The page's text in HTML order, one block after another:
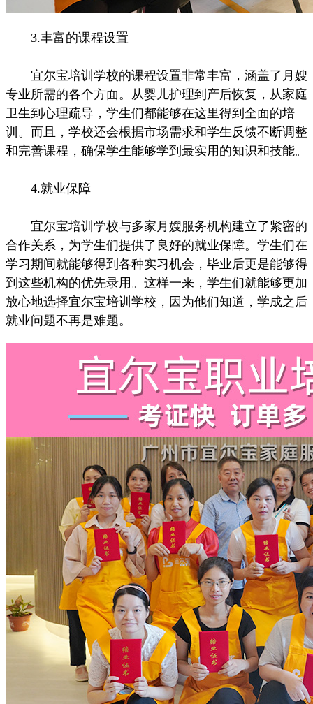
3.丰富的课程设置
宜尔宝培训学校的课程设置非常丰富，涵盖了月嫂
专业所需的各个方面。从婴儿护理到产后恢复，从家庭
卫生到心理疏导，学生们都能够在这里得到全面的培
训。而且，学校还会根据市场需求和学生反馈不断调整
和完善课程，确保学生能够学到最实用的知识和技能。
4.就业保障
宜尔宝培训学校与多家月嫂服务机构建立了紧密的
合作关系，为学生们提供了良好的就业保障。学生们在
学习期间就能够得到各种实习机会，毕业后更是能够得
到这些机构的优先录用。这样一来，学生们就能够更加
放心地选择宜尔宝培训学校，因为他们知道，学成之后
就业问题不再是难题。